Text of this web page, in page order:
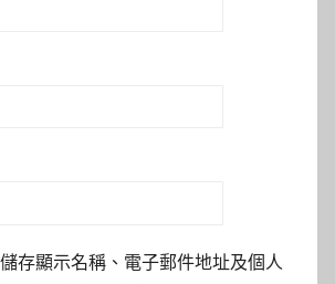
存顯示名稱、電子郵件地址及個人